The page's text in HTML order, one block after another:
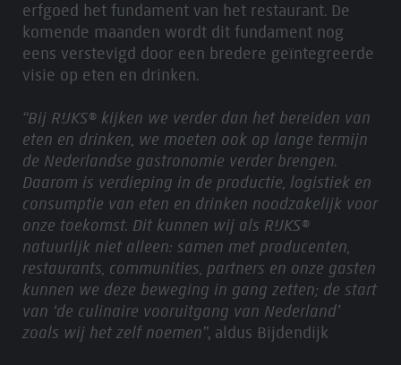
erfgoed het fundament van het restaurant. De
komende maanden wordt dit fundament nog
eens verstevigd door een bredere geïntegreerde
visie op eten en drinken.
“Bij RIJKS® kijken we verder dan het bereiden van
eten en drinken, we moeten ook op lange termijn
de Nederlandse gastronomie verder brengen.
Daarom is verdieping in de productie, logistiek en
consumptie van eten en drinken noodzakelijk voor
onze toekomst. Dit kunnen wij als RIJKS®
natuurlijk niet alleen: samen met producenten,
restaurants, communities, partners en onze gasten
kunnen we deze beweging in gang zetten; de start
van ‘de culinaire vooruitgang van Nederland’
zoals wij het zelf noemen”, aldus Bijdendijk